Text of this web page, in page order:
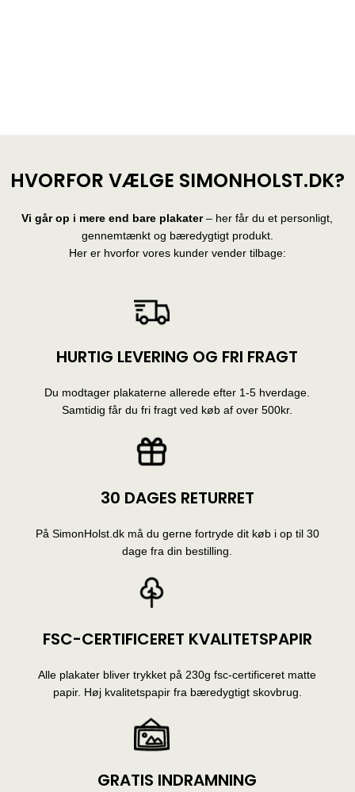
HVORFOR VÆLGE SIMONHOLST.DK?
Vi går op i mere end bare plakater– her får du et personligt,
gennemtænkt og bæredygtigt produkt.
Her er hvorfor vores kunder vender tilbage:
HURTIG LEVERING OG FRI FRAGT
Du modtager plakaterne allerede efter 1-5 hverdage.
Samtidig får du fri fragt ved køb af over 500kr.
30 DAGES RETURRET
På SimonHolst.dk må du gerne fortryde dit køb i op til 30
dage fra din bestilling.
FSC-CERTIFICERET KVALITETSPAPIR
Alle plakater bliver trykket på 230g fsc-certificeret matte
papir. Høj kvalitetspapir fra bæredygtigt skovbrug.
GRATIS INDRAMNING